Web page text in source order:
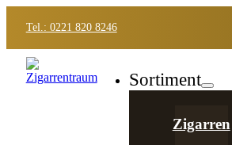
Tel.: 0221 820 8246
Sortiment
Zigarren